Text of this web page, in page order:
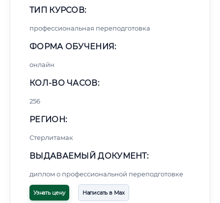
ТИП КУРСОВ:
профессиональная переподготовка
ФОРМА ОБУЧЕНИЯ:
онлайн
КОЛ-ВО ЧАСОВ:
256
РЕГИОН:
Стерлитамак
ВЫДАВАЕМЫЙ ДОКУМЕНТ:
диплом о профессиональной переподготовке
Узнать цену Написать в Max